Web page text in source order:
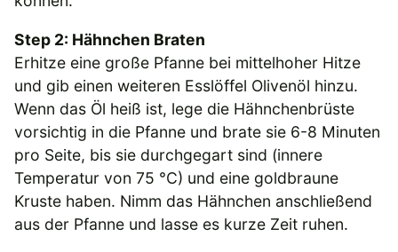
Step 2: Hähnchen Braten
Erhitze eine große Pfanne bei mittelhoher Hitze
und gib einen weiteren Esslöffel Olivenöl hinzu.
Wenn das Öl heiß ist, lege die Hähnchenbrüste
vorsichtig in die Pfanne und brate sie 6-8 Minuten
pro Seite, bis sie durchgegart sind (innere
Temperatur von 75 °C) und eine goldbraune
Kruste haben. Nimm das Hähnchen anschließend
aus der Pfanne und lasse es kurze Zeit ruhen.